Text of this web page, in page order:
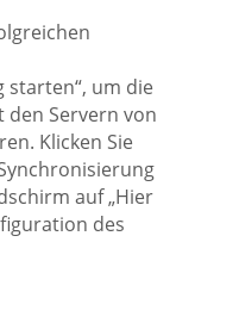
starten“, um die
Servern von
Klicken Sie
auf „Hier
des